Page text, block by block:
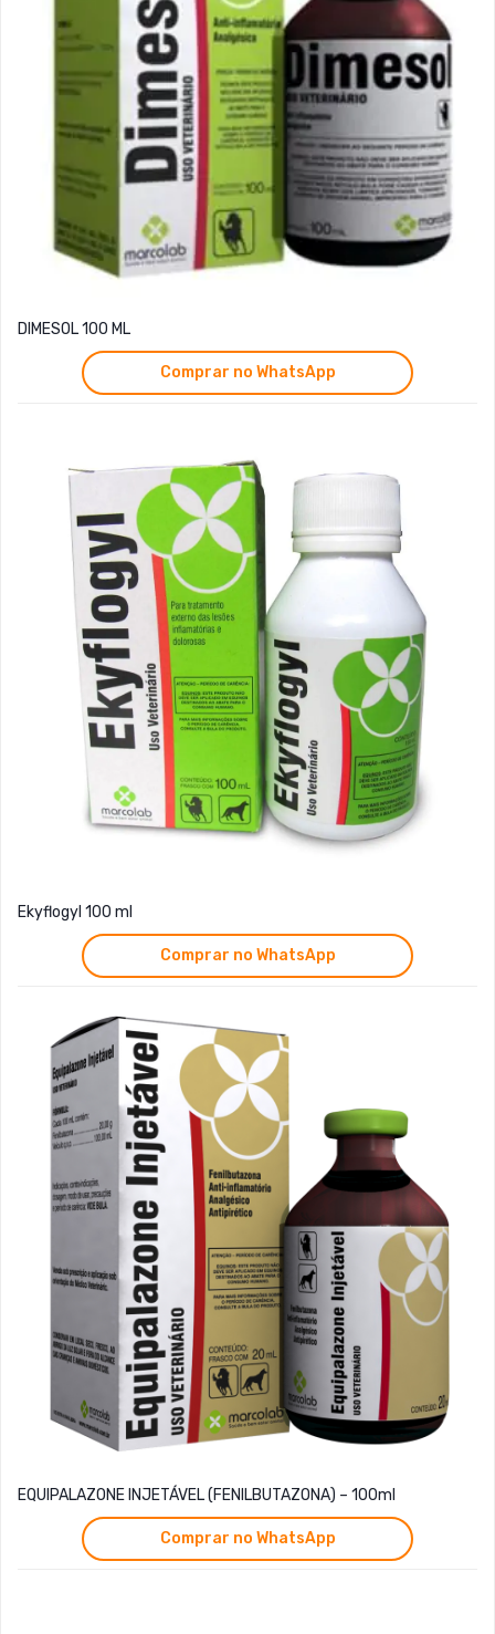
DIMESOL 100 ML
Comprar no WhatsApp
Ekyflogyl 100 ml
Comprar no WhatsApp
EQUIPALAZONE INJETÁVEL (FENILBUTAZONA) – 100ml
Comprar no WhatsApp